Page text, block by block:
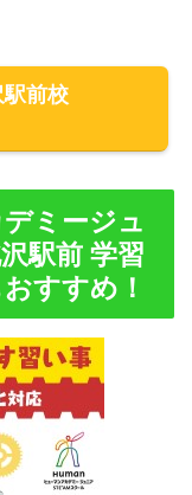
前校
ミージュ
駅前 学習
すすめ！